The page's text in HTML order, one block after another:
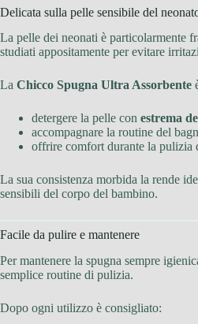
Delicata sulla pelle sensibile del
La pelle dei neonati è particolarmente
studiati appositamente per evitare
La Chicco Spugna Ultra Assorbente
detergere la pelle con estrema
accompagnare la routine del
offrire comfort durante la pulizia
La sua consistenza morbida la rende
sensibili del corpo del bambino.
Facile da pulire e mantenere
Per mantenere la spugna sempre
semplice routine di pulizia.
Dopo ogni utilizzo è consigliato: